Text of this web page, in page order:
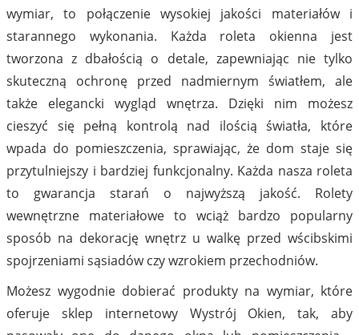
wymiar, to połączenie wysokiej jakości materiałów i
starannego wykonania. Każda roleta okienna jest
tworzona z dbałością o detale, zapewniając nie tylko
skuteczną ochronę przed nadmiernym światłem, ale
także elegancki wygląd wnętrza. Dzięki nim możesz
cieszyć się pełną kontrolą nad ilością światła, które
wpada do pomieszczenia, sprawiając, że dom staje się
przytulniejszy i bardziej funkcjonalny. Każda nasza roleta
to gwarancja starań o najwyższą jakość. Rolety
wewnętrzne materiałowe to wciąż bardzo popularny
sposób na dekorację wnętrz u walkę przed wścibskimi
spojrzeniami sąsiadów czy wzrokiem przechodniów.
Możesz wygodnie dobierać produkty na wymiar, które
oferuje sklep internetowy Wystrój Okien, tak, aby